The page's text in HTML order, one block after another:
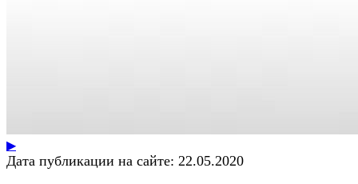
▶
Дата публикации на сайте: 22.05.2020